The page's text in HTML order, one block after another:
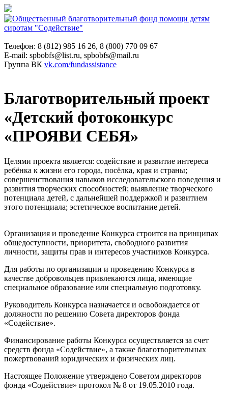
Телефон: 8 (812) 985 16 26, 8 (800) 770 09 67
E-mail: spbobfs@list.ru, spbobfs@mail.ru
Группа ВК vk.com/fundassistance
Благотворительный проект
«Детский фотоконкурс
«ПРОЯВИ СЕБЯ»
Целями проекта является: содействие и развитие интереса
ребёнка к жизни его города, посёлка, края и страны;
совершенствования навыков исследовательского поведения и
развития творческих способностей; выявление творческого
потенциала детей, с дальнейшей поддержкой и развитием
этого потенциала; эстетическое воспитание детей.
Организация и проведение Конкурса строится на принципах
общедоступности, приоритета, свободного развития
личности, защиты прав и интересов участников Конкурса.
Для работы по организации и проведению Конкурса в
качестве добровольцев привлекаются лица, имеющие
специальное образование или специальную подготовку.
Руководитель Конкурса назначается и освобождается от
должности по решению Совета директоров фонда
«Содействие».
Финансирование работы Конкурса осуществляется за счет
средств фонда «Содействие», а также благотворительных
пожертвований юридических и физических лиц.
Настоящее Положение утверждено Советом директоров
фонда «Содействие» протокол № 8 от 19.05.2010 года.